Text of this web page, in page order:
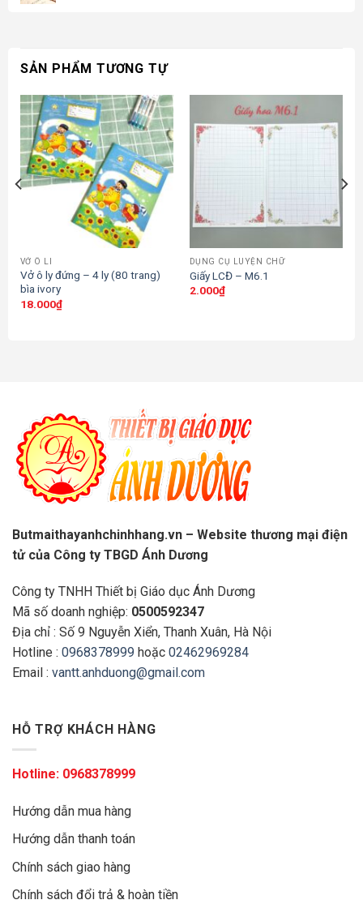
SẢN PHẨM TƯƠNG TỰ
VỞ Ô LI
Vở ô ly đứng – 4 ly (80 trang)
bìa ivory
18.000₫
DỤNG CỤ LUYỆN CHỮ
Giấy LCĐ – M6.1
2.000₫
Butmaithayanhchinhhang.vn – Website thương mại điện
tử của Công ty TBGD Ánh Dương
Công ty TNHH Thiết bị Giáo dục Ánh Dương
Mã số doanh nghiệp: 0500592347
Địa chỉ : Số 9 Nguyễn Xiển, Thanh Xuân, Hà Nội
Hotline : 0968378999 hoặc 02462969284
Email : vantt.anhduong@gmail.com
HỖ TRỢ KHÁCH HÀNG
Hotline: 0968378999
Hướng dẫn mua hàng
Hướng dẫn thanh toán
Chính sách giao hàng
Chính sách đổi trả & hoàn tiền